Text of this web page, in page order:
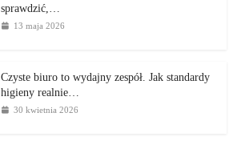
sprawdzić,…
13 maja 2026
Czyste biuro to wydajny zespół. Jak standardy
higieny realnie…
30 kwietnia 2026